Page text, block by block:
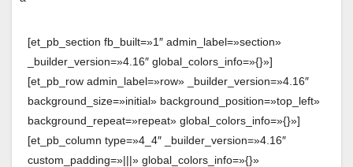
[et_pb_section fb_built=»1″ admin_label=»section»
_builder_version=»4.16″ global_colors_info=»{}»]
[et_pb_row admin_label=»row» _builder_version=»4.16″
background_size=»initial» background_position=»top_left»
background_repeat=»repeat» global_colors_info=»{}»]
[et_pb_column type=»4_4″ _builder_version=»4.16″
custom_padding=»|||» global_colors_info=»{}»